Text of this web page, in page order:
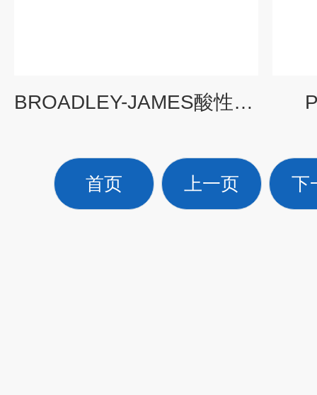
BROADLEY-JAMES酸性蚀刻PH电极
首页 上一页 下